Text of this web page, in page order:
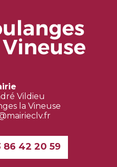
Vildieu
la Vineuse
86 42 20 59